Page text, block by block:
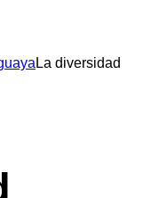
La diversidad